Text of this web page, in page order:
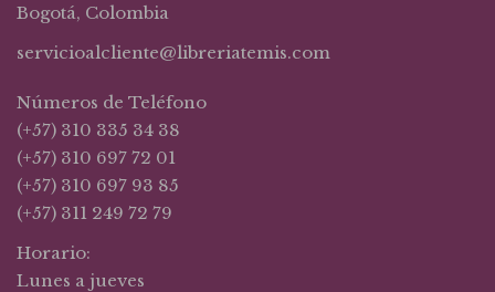
Bogotá, Colombia
servicioalcliente@libreriatemis.com
Números de Teléfono
(+57) 310 335 34 38
(+57) 310 697 72 01
(+57) 310 697 93 85
(+57) 311 249 72 79
Horario:
Lunes a jueves